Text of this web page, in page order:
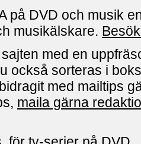
på DVD och musik
musikälskare.
med en
också sorteras i
med mailtips
maila gärna